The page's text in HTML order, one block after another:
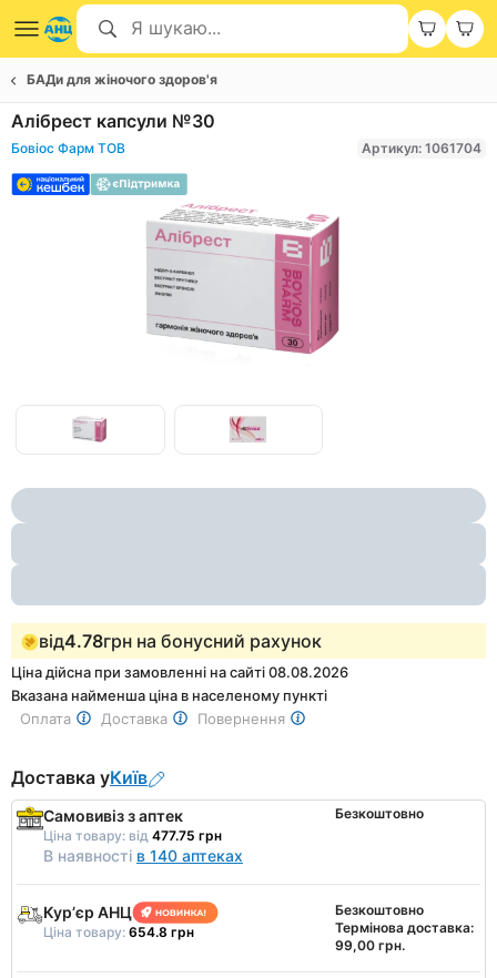
БАДи для жіночого здоров'я
Алібрест капсули №30
Бовіос Фарм ТОВ Артикул: 1061704
Item
of
1
of
від4.78грн на бонусний рахунок
Ціна дійсна при замовленні на сайті 08.08.2026
Вказана найменша ціна в населеному пункті
Оплата
Доставка Повернення
Доставка уКиїв
Самовивіз з аптек
Ціна товару: від 477.75 грн
В наявності в 140 аптеках
Безкоштовно
Курʼєр АНЦ
Ціна товару: 654.8 грн
Безкоштовно
Термінова доставка:
99,00 грн.